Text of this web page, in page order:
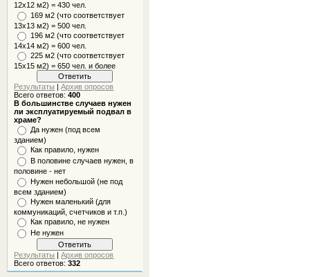
12х12 м2) = 430 чел.
169 м2 (что соответствует
13х13 м2) = 500 чел.
196 м2 (что соответствует
14х14 м2) = 600 чел.
225 м2 (что соответствует
15х15 м2) = 650 чел. и более
Результаты |Архив опросов
Всего ответов:400
В большинстве случаев нужен
ли эксплуатируемый подвал в
храме?
Да нужен (под всем
зданием)
Как правило, нужен
В половине случаев нужен, в
половине - нет
Нужен небольшой (не под
всем зданием)
Нужен маленький (для
коммуникаций, счетчиков и т.п.)
Как правило, не нужен
Не нужен
Результаты |Архив опросов
Всего ответов:332